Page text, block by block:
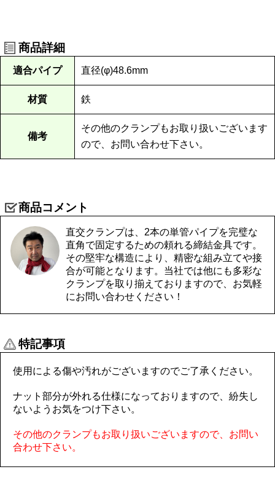
商品詳細
適合パイプ 直径(φ)48.6mm
材質 鉄
備考
その他のクランプもお取り扱いございます
ので、お問い合わせ下さい。
商品コメント
直交クランプは、2本の単管パイプを完璧な
直角で固定するための頼れる締結金具です。
その堅牢な構造により、精密な組み立てや接
合が可能となります。当社では他にも多彩な
クランプを取り揃えておりますので、お気軽
にお問い合わせください！
特記事項
使用による傷や汚れがございますのでご了承ください。
ナット部分が外れる仕様になっておりますので、紛失し
ないようお気をつけ下さい。
その他のクランプもお取り扱いございますので、お問い
合わせ下さい。